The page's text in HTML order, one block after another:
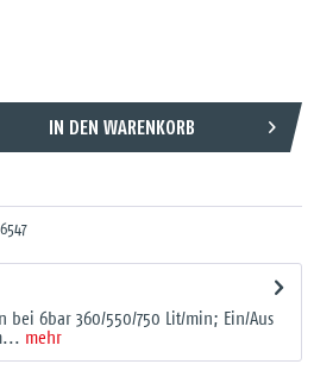
IN DEN WARENKORB
bei 6bar 360/550/750 Lit/min; Ein/Aus
mehr